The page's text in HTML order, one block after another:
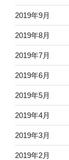
2019年9月
2019年8月
2019年7月
2019年6月
2019年5月
2019年4月
2019年3月
2019年2月